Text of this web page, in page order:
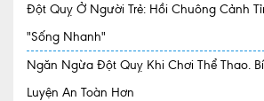
TRANG CHỦ
Quy trình khám
Quy trình khám
Đột Quỵ Ở Người Trẻ: Hồi Chuông Cảnh
"Sống Nhanh"
Ngăn Ngừa Đột Quỵ Khi Chơi Thể Thao.
Luyện An Toàn Hơn